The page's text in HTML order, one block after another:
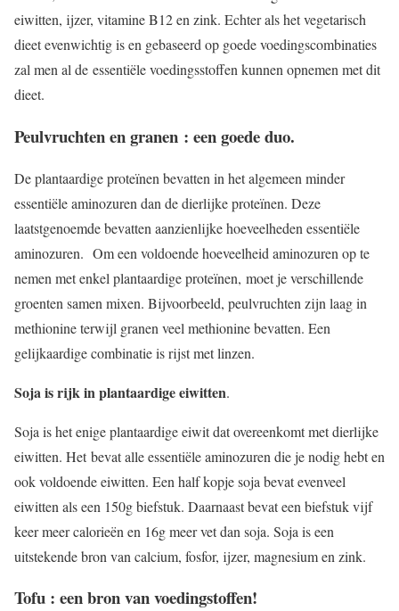
eiwitten, ijzer, vitamine B12 en zink. Echter als het vegetarisch
dieet evenwichtig is en gebaseerd op goede voedingscombinaties
zal men al de essentiële voedingsstoffen kunnen opnemen met dit
dieet.
Peulvruchten en granen : een goede duo.
De plantaardige proteïnen bevatten in het algemeen minder
essentiële aminozuren dan de dierlijke proteïnen. Deze
laatstgenoemde bevatten aanzienlijke hoeveelheden essentiële
aminozuren. Om een voldoende hoeveelheid aminozuren op te
nemen met enkel plantaardige proteïnen, moet je verschillende
groenten samen mixen. Bijvoorbeeld, peulvruchten zijn laag in
methionine terwijl granen veel methionine bevatten. Een
gelijkaardige combinatie is rijst met linzen.
Soja is rijk in plantaardige eiwitten.
Soja is het enige plantaardige eiwit dat overeenkomt met dierlijke
eiwitten. Het bevat alle essentiële aminozuren die je nodig hebt en
ook voldoende eiwitten. Een half kopje soja bevat evenveel
eiwitten als een 150g biefstuk. Daarnaast bevat een biefstuk vijf
keer meer calorieën en 16g meer vet dan soja. Soja is een
uitstekende bron van calcium, fosfor, ijzer, magnesium en zink.
Tofu : een bron van voedingstoffen!